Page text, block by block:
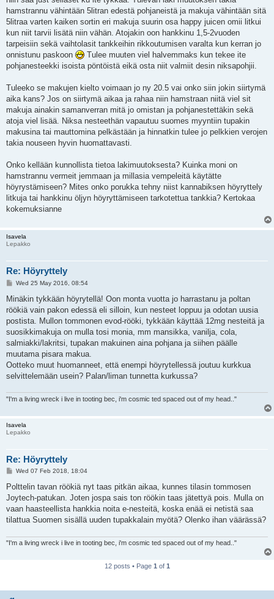
hamstrannu vähintään 5litran edestä pohjaneistä ja makuja vähintään sitä
5litraa varten kaiken sortin eri makuja suurin osa happy juicen omii litkui
kun niit tarvii lisätä niin vähän. Atojakin oon hankkinu 1,5-2vuoden
tarpeisiin sekä vaihtolasit tankkeihin rikkoutumisen varalta kun kerran jo
onnistunu paskoon
Tulee muuten viel halvemmaks kun tekee ite
pohjanesteekki isoista pöntöistä eikä osta niit valmiit desin niksapohjii.
Tuleeko se makujen kielto voimaan jo ny 20.5 vai onko siin jokin siirtymä
aika kans? Jos on siirtymä aikaa ja rahaa niin hamstraan niitä viel sit
makuja ainakin samanverran mitä jo omistan ja pohjanestettäkin sekä
atoja viel lisää. Niksa nesteethän vapautuu suomes myyntiin tupakin
makusina tai mauttomina pelkästään ja hinnatkin tulee jo pelkkien verojen
takia nouseen hyvin huomattavasti.
Onko kellään kunnollista tietoa lakimuutoksesta? Kuinka moni on
hamstrannu vermeit jemmaan ja millasia vempeleitä käytätte
höyrystämiseen? Mites onko porukka tehny niist kannabiksen höyryttely
litkuja tai hankkinu öljyn höyryttämiseen tarkotettua tankkia? Kertokaa
kokemuksianne
Isavela
Lepakko
Re: Höyryttely
P
s
Wed 25 May 2016, 08:54
Minäkin tykkään höyrytellä! Oon monta vuotta jo harrastanu ja poltan
röökiä vain pakon edessä eli silloin, kun nesteet loppuu ja odotan uusia
postista. Mullon tommonen evod-rööki, tykkään käyttää 12mg nesteitä ja
suosikkimakuja on mulla tosi monia, mm mansikka, vanilja, cola,
salmiakki/lakritsi, tupakan makuinen aina pohjana ja siihen päälle
muutama pisara makua.
Ootteko muut huomanneet, että enempi höyrytellessä joutuu kurkkua
selvittelemään usein? Palan/liman tunnetta kurkussa?
"I'm a living wreck i live in tooting bec, i'm cosmic ted spaced out of my head.."
Isavela
Lepakko
Re: Höyryttely
P
s
Wed 07 Feb 2018, 18:04
Polttelin tavan röökiä nyt taas pitkän aikaa, kunnes tilasin tommosen
Joytech-patukan. Joten jospa sais ton röökin taas jätettyä pois. Mulla on
vaan haasteellista hankkia noita e-nesteitä, koska enää ei netistä saa
tilattua Suomen sisällä uuden tupakkalain myötä? Olenko ihan väärässä?
"I'm a living wreck i live in tooting bec, i'm cosmic ted spaced out of my head.."
12 posts • Page 1 of 1